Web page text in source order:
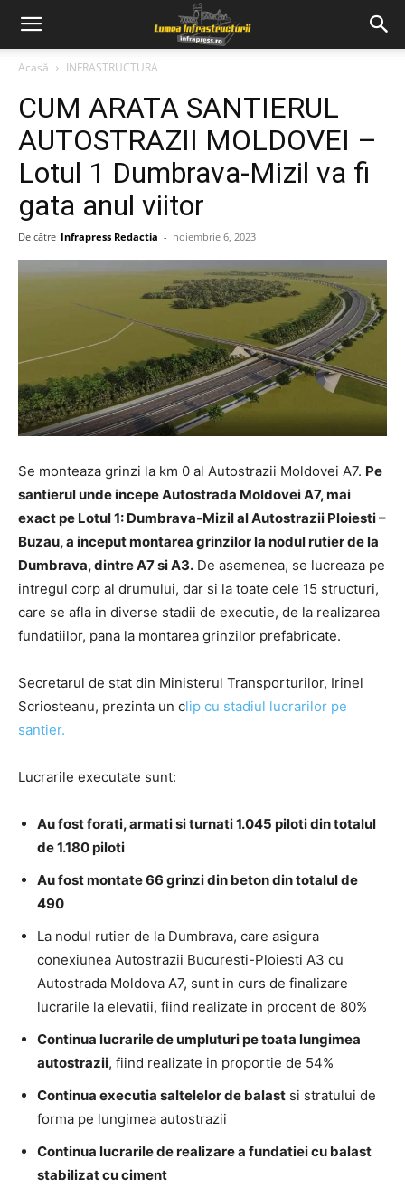
Acasă INFRASTRUCTURA
CUM ARATA SANTIERUL
AUTOSTRAZII MOLDOVEI –
Lotul 1 Dumbrava-Mizil va fi
gata anul viitor
De către Infrapress Redactia - noiembrie 6, 2023
Se monteaza grinzi la km 0 al Autostrazii Moldovei A7. Pe
santierul unde incepe Autostrada Moldovei A7, mai
exact pe Lotul 1: Dumbrava-Mizil al Autostrazii Ploiesti –
Buzau, a inceput montarea grinzilor la nodul rutier de la
Dumbrava, dintre A7 si A3. De asemenea, se lucreaza pe
intregul corp al drumului, dar si la toate cele 15 structuri,
care se afla in diverse stadii de executie, de la realizarea
fundatiilor, pana la montarea grinzilor prefabricate.
Secretarul de stat din Ministerul Transporturilor, Irinel
Scriosteanu, prezinta un clip cu stadiul lucrarilor pe
santier.
Lucrarile executate sunt:
Au fost forati, armati si turnati 1.045 piloti din totalul
de 1.180 piloti
Au fost montate 66 grinzi din beton din totalul de
490
La nodul rutier de la Dumbrava, care asigura
conexiunea Autostrazii Bucuresti-Ploiesti A3 cu
Autostrada Moldova A7, sunt in curs de finalizare
lucrarile la elevatii, fiind realizate in procent de 80%
Continua lucrarile de umpluturi pe toata lungimea
autostrazii, fiind realizate in proportie de 54%
Continua executia saltelelor de balast si stratului de
forma pe lungimea autostrazii
Continua lucrarile de realizare a fundatiei cu balast
stabilizat cu ciment